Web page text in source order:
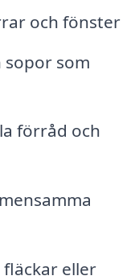
och fönster
sopor som
förråd och
eller